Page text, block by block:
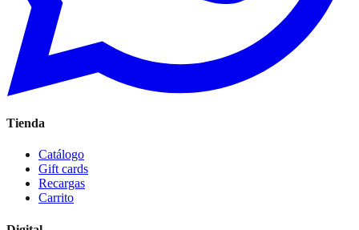
Tienda
Catálogo
Gift cards
Recargas
Carrito